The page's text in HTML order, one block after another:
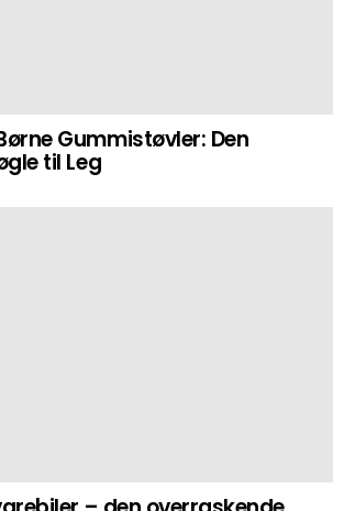
Gummistøvler: Den
til Leg